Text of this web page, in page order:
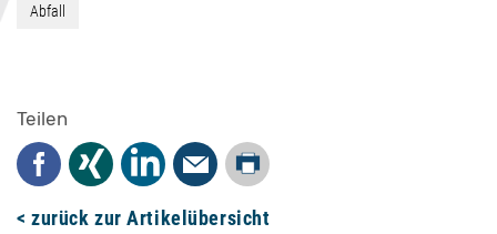
Abfall
Teilen
Facebook
Xing LinkedInMail
Drucken
< zurück zur Artikelübersicht